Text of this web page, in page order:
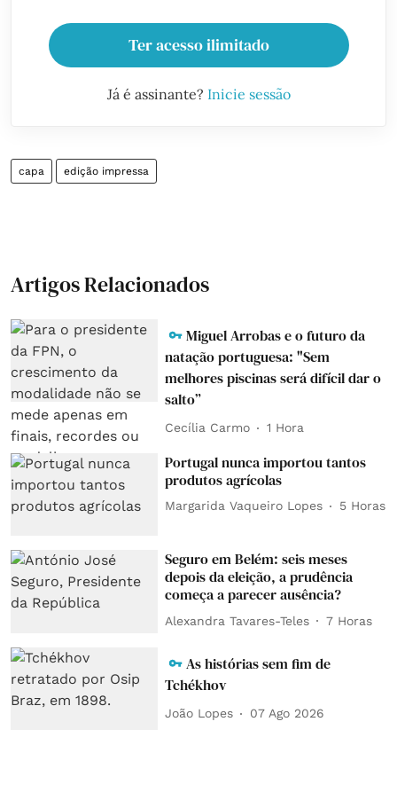
Ter acesso ilimitado
Já é assinante? Inicie sessão
capa edição impressa
Artigos Relacionados
Miguel Arrobas e o futuro da
natação portuguesa: "Sem
melhores piscinas será difícil dar o
salto”
Cecília Carmo 1 Hora
Portugal nunca importou tantos
produtos agrícolas
Margarida Vaqueiro Lopes 5 Horas
Seguro em Belém: seis meses
depois da eleição, a prudência
começa a parecer ausência?
Alexandra Tavares-Teles 7 Horas
As histórias sem fim de
Tchékhov
João Lopes 07 Ago 2026